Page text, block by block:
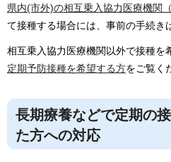
県内(市外)の相互乗入協力医療機関
て接種する場合には、事前の手続き
相互乗入協力医療機関以外で接種を
定期予防接種を希望する方をご覧く
長期療養などで定期の
た方への対応